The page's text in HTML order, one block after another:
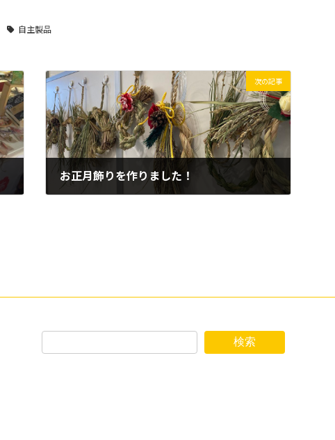
自主製品
次の記事
お正月飾りを作りました！
検索